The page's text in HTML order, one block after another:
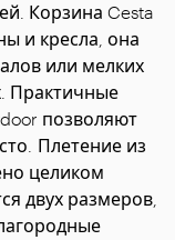
Корзина Cesta
и кресла, она
или мелких
Практичные
позволяют
Плетение из
целиком
двух размеров,